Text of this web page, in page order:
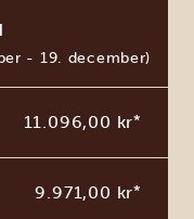
- 19. december)
11.096,00 kr*
9.971,00 kr*